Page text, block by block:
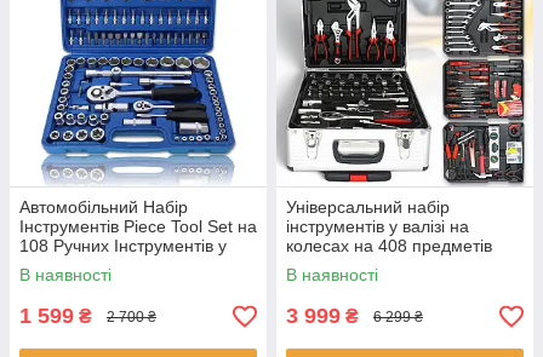
Автомобільний Набір
Інструментів Piece Tool Set на
108 Ручних Інструментів у
Пластиковому Кейсі
В наявності
1 599 ₴ 2 700 ₴
Універсальний набір
інструментів у валізі на
колесах на 408 предметів
В наявності
3 999 ₴ 6 299 ₴